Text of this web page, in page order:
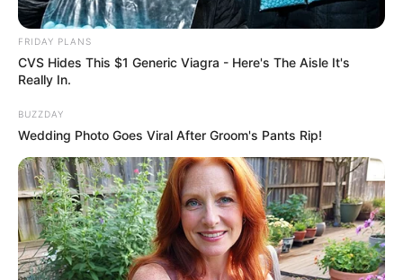
--ad5
A Câmara dos Deputados aprovou proposta que permite a
acumulação de cargode professor com outrasfunções no
serviço público.
FRIDAY PLANS
CVS Hides This $1 Generic Viagra - Here's The Aisle It's
Really In.
BUZZDAY
Wedding Photo Goes Viral After Groom's Pants Rip!